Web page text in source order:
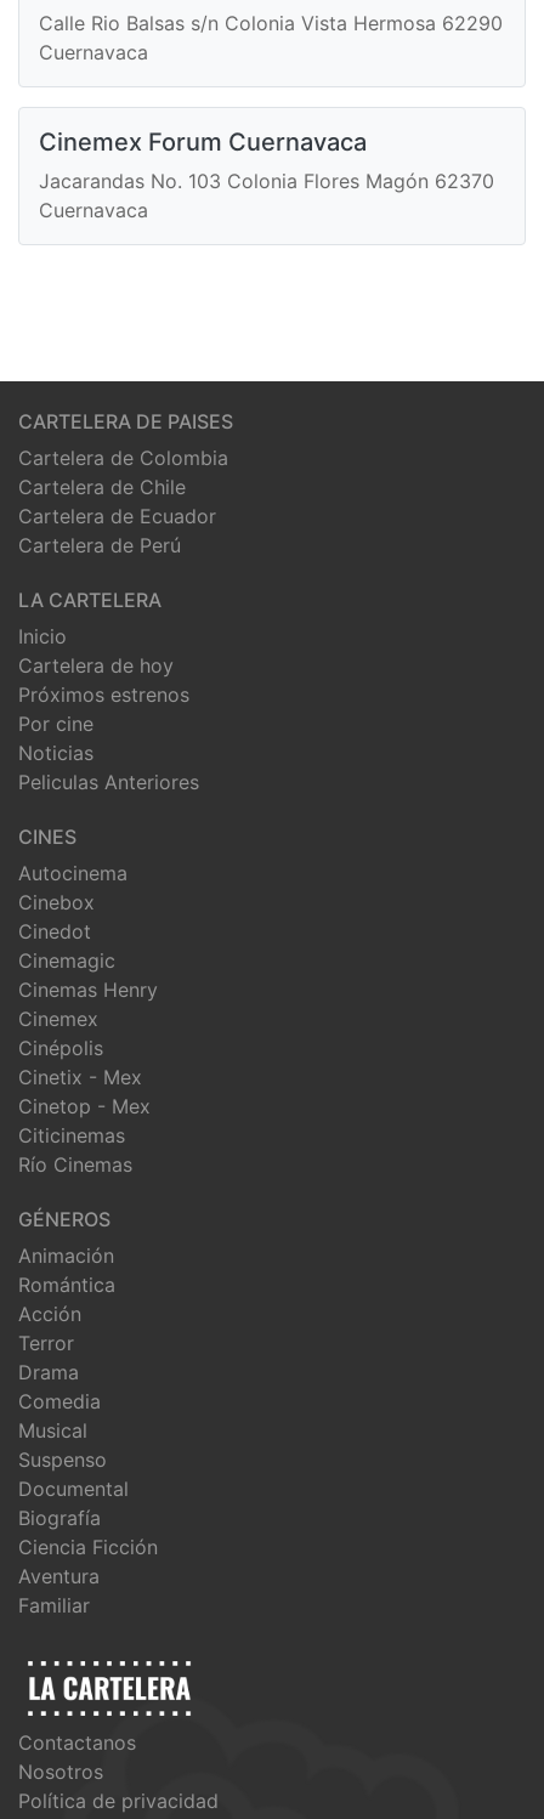
Calle Rio Balsas s/n Colonia Vista Hermosa 62290
Cuernavaca
Cinemex Forum Cuernavaca
Jacarandas No. 103 Colonia Flores Magón 62370
Cuernavaca
CARTELERA DE PAISES
Cartelera de Colombia
Cartelera de Chile
Cartelera de Ecuador
Cartelera de Perú
LA CARTELERA
Inicio
Cartelera de hoy
Próximos estrenos
Por cine
Noticias
Peliculas Anteriores
CINES
Autocinema
Cinebox
Cinedot
Cinemagic
Cinemas Henry
Cinemex
Cinépolis
Cinetix - Mex
Cinetop - Mex
Citicinemas
Río Cinemas
GÉNEROS
Animación
Romántica
Acción
Terror
Drama
Comedia
Musical
Suspenso
Documental
Biografía
Ciencia Ficción
Aventura
Familiar
Contactanos
Nosotros
Política de privacidad